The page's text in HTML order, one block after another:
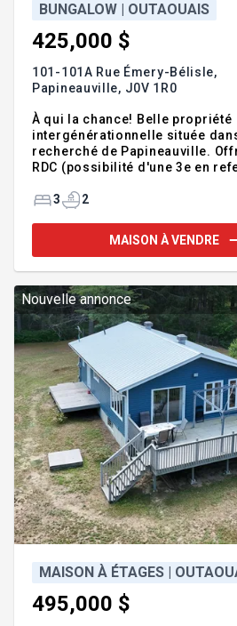
BUNGALOW | OUTAOUAIS
425,000 $
101-101A Rue Émery-Bélisle,
Papineauville, J0V 1R0
À qui la chance! Belle propriété
intergénérationnelle située
recherché de Papineauville.
RDC (possibilité d'une 3e en
propose 2 cuisines complètes
garderie ou un revenu locatif.
remise et terrasse.
Usages additionnels permis.
à saisir ! Superbe maison
3 2
MAISON À VENDRE
Nouvelle annonce
MAISON À ÉTAGES |
495,000 $